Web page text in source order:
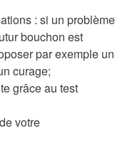
: si un problème
bouchon est
par exemple un
curage;
grâce au test
votre